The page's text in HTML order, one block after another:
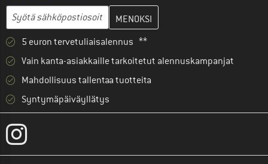
Sähköpostiosoite
Anna sähköpostiosoitteesi ja luo seuraavassa vaiheessa
5 euron tervetuliaisalennus **
Vain kanta-asiakkaille tarkoitetut alennuskampanjat
Mahdollisuus tallentaa tuotteita
Syntymäpäiväyllätys